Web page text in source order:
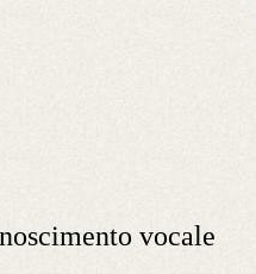
vocale